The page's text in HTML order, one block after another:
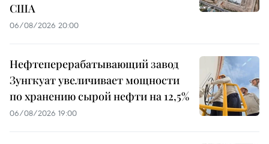
США
06/08/2026 20:00
Нефтеперерабатывающий завод
Зунгкуат увеличивает мощности
по хранению сырой нефти на 12,5%
06/08/2026 19:00